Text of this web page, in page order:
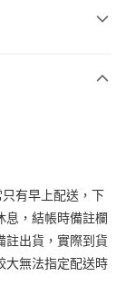
銀行
銀行
銀行
銀行
有早上配送，下
息，結帳時備註欄
註出貨，實際到貨
大無法指定配送時